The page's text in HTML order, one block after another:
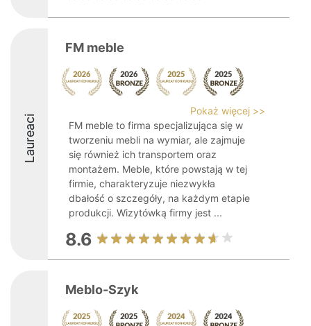
Laureaci
FM meble
Pokaż więcej >>
FM meble to firma specjalizująca się w
tworzeniu mebli na wymiar, ale zajmuje
się również ich transportem oraz
montażem. Meble, które powstają w tej
firmie, charakteryzuje niezwykła
dbałość o szczegóły, na każdym etapie
produkcji. Wizytówką firmy jest ...
8.6
Meblo-Szyk